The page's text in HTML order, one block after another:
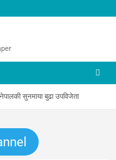
सुनमाया बुढा उपविजेता